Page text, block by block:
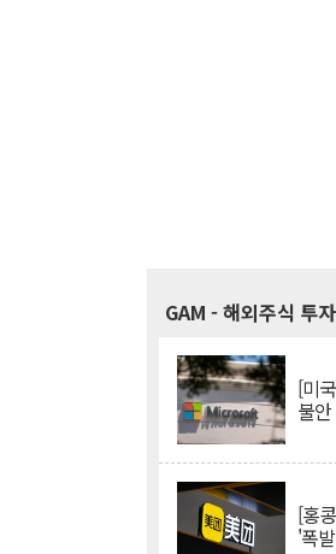
GAM - 해외주식 투
[미
불
[홍
'폭